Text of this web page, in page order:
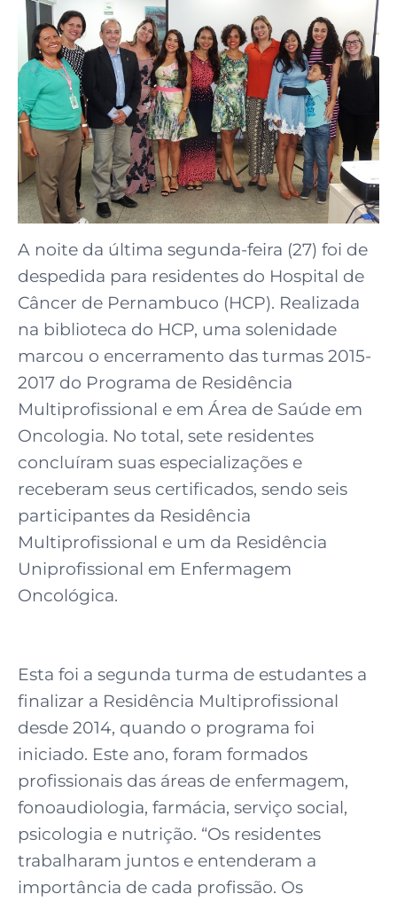
A noite da última segunda-feira (27) foi de
despedida para residentes do Hospital de
Câncer de Pernambuco (HCP). Realizada
na biblioteca do HCP, uma solenidade
marcou o encerramento das turmas 2015-
2017 do Programa de Residência
Multiprofissional e em Área de Saúde em
Oncologia. No total, sete residentes
concluíram suas especializações e
receberam seus certificados, sendo seis
participantes da Residência
Multiprofissional e um da Residência
Uniprofissional em Enfermagem
Oncológica.
Esta foi a segunda turma de estudantes a
finalizar a Residência Multiprofissional
desde 2014, quando o programa foi
iniciado. Este ano, foram formados
profissionais das áreas de enfermagem,
fonoaudiologia, farmácia, serviço social,
psicologia e nutrição. “Os residentes
trabalharam juntos e entenderam a
importância de cada profissão. Os